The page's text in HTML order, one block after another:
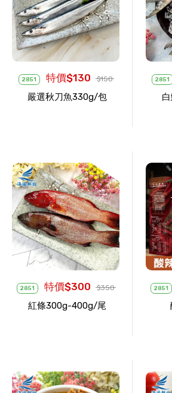
2851 特價$130 $150
嚴選秋刀魚330g/包
2851
2851 特價$300 $350
紅條300g-400g/尾
2851